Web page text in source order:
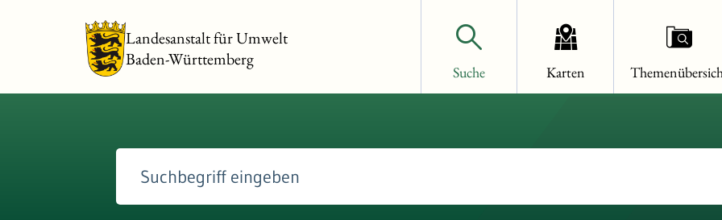
Landesanstalt für Umwelt
Baden-Württemberg
Suche Karten